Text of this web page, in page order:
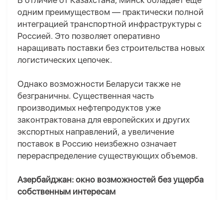
одним преимуществом — практически полной
интеграцией транспортной инфраструктуры с
Россией. Это позволяет оперативно
наращивать поставки без строительства новых
логистических цепочек.
Однако возможности Беларуси также не
безграничны. Существенная часть
производимых нефтепродуктов уже
законтрактована для европейских и других
экспортных направлений, а увеличение
поставок в Россию неизбежно означает
перераспределение существующих объемов.
Азербайджан: окно возможностей без ущерба
собственным интересам